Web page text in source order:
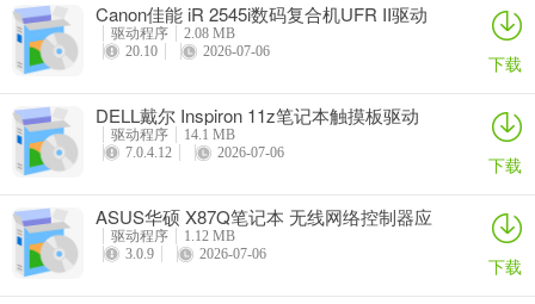
Canon佳能 iR 2545i数码复合机UFR II驱动
驱动程序
2.08 MB
20.10
2026-07-06 下载
DELL戴尔 Inspiron 11z笔记本触摸板驱动
驱动程序
14.1 MB
7.0.4.12
2026-07-06 下载
ASUS华硕 X87Q笔记本 无线网络控制器应
用程序
驱动程序
1.12 MB
3.0.9
2026-07-06 下载